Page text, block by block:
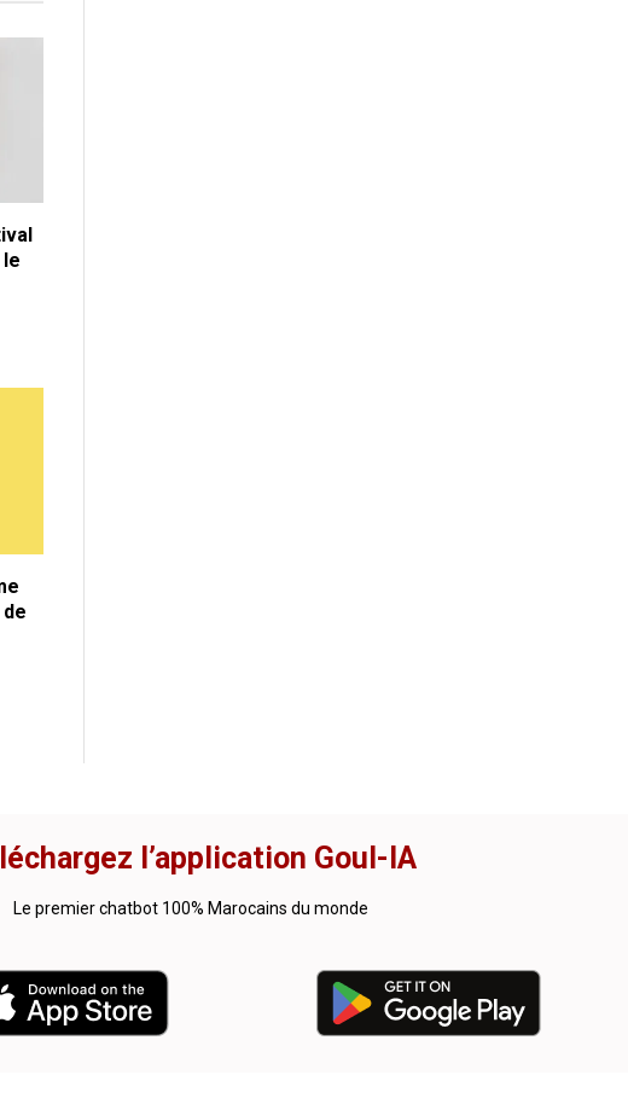
l’application Goul-IA
Le premier chatbot 100% Marocains du monde